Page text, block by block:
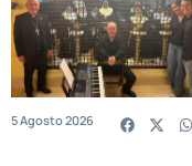
5 Agosto 2026